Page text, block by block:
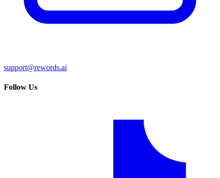
support@rewords.ai
Follow Us